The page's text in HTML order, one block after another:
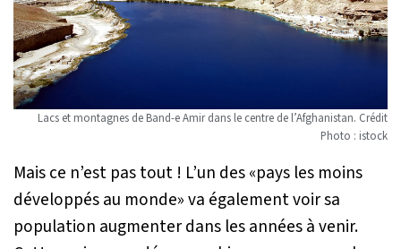
Lacs et montagnes de Band-e Amir dans le centre de l’Afghanistan. Crédit
Photo : istock
Mais ce n’est pas tout ! L’un des «pays les moins
développés au monde» va également voir sa
population augmenter dans les années à venir.